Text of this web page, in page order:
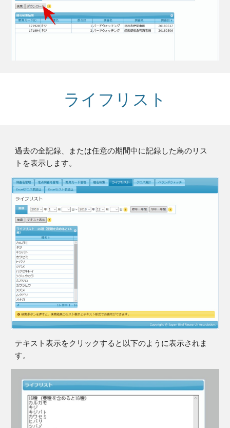
ライフリスト
過去の全記録、または任意の期間中に記録した鳥のリス
トを表示します。
テキスト表示をクリックすると以下のように表示されま
す。